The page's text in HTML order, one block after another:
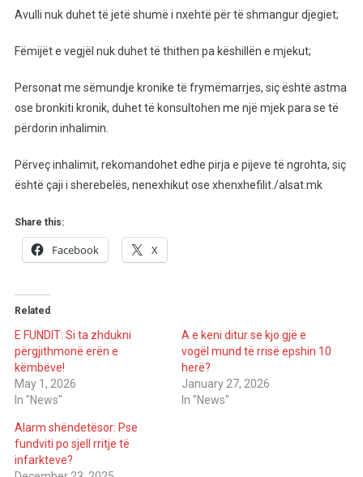
Avulli nuk duhet të jetë shumë i nxehtë për të shmangur djegiet;
Fëmijët e vegjël nuk duhet të thithen pa këshillën e mjekut;
Personat me sëmundje kronike të frymëmarrjes, siç është astma
ose bronkiti kronik, duhet të konsultohen me një mjek para se të
përdorin inhalimin.
Përveç inhalimit, rekomandohet edhe pirja e pijeve të ngrohta, siç
është çaji i sherebelës, nenexhikut ose xhenxhefilit./alsat.mk
Share this:
Facebook X
Related
E FUNDIT: Si ta zhdukni
përgjithmonë erën e
këmbëve!
May 1, 2026
In "News"
A e keni ditur se kjo gjë e
vogël mund të rrisë epshin 10
herë?
January 27, 2026
In "News"
Alarm shëndetësor: Pse
fundviti po sjell rritje të
infarkteve?